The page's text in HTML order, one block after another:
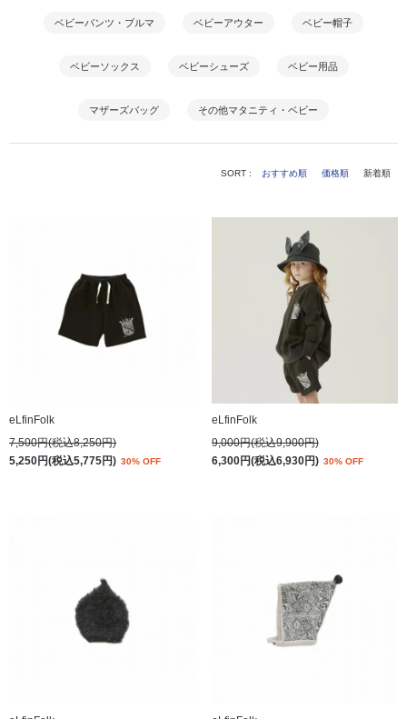
ベビーパンツ・ブルマ ベビーアウター ベビー帽子
ベビーソックス ベビーシューズ ベビー用品
マザーズバッグ その他マタニティ・ベビー
SORT : おすすめ順 価格順 新着順
eLfinFolk
7,500円(税込8,250円)
5,250円(税込5,775円) 30% OFF
eLfinFolk
9,000円(税込9,900円)
6,300円(税込6,930円) 30% OFF